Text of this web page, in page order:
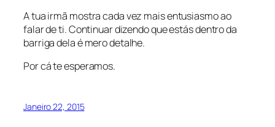
A tua irmã mostra cada vez mais entusiasmo ao
falar de ti. Continuar dizendo que estás dentro da
barriga dela é mero detalhe.
Por cá te esperamos.
Janeiro 22, 2015